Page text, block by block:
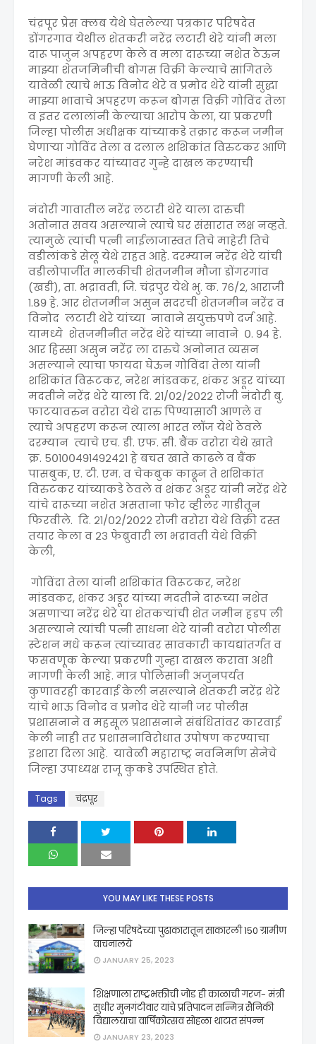
चंद्रपूर प्रेस क्लब येथे घेतलेल्या पत्रकार परिषदेत
डोंगरगाव येथील शेतकरी नरेंद्र लटारी थेरे यांनी मला
दारू पाजुन अपहरण केले व मला दारूच्या नशेत ठेऊन
माझ्या शेतजमिनीची बोगस विक्री केल्याचे सांगितले
यावेळी त्याचे भाऊ विनोद थेरे व प्रमोद थेरे यांनी सुद्धा
माझ्या भावाचे अपहरण करून बोगस विक्री गोविंद तेला
व इतर दलालांनी केल्याचा आरोप केला, या प्रकरणी
जिल्हा पोलीस अधीक्षक यांच्याकडे तक्रार करून जमीन
घेणाऱ्या गोविंद तेला व दलाल शशिकांत विरुटकर आणि
नरेश मांडवकर यांच्यावर गुन्हे दाखल करण्याची
मागणी केली आहे.
नंदोरी गावातील नरेंद्र लटारी थेरे याला दारुची
अतोनात सवय असल्याने त्याचे घर संसारात लक्ष नव्हते.
त्यामुळे त्यांची पत्नी नाईलाजास्वत तिचे माहेरी तिचे
वडीलांकडे सेलू येथे राहत आहे. दरम्यान नरेंद्र थेरे यांची
वडीलोपार्जीत मालकीची शेतजमीन मौजा डोंगरगांव
(खडी), ता. भद्रावती, जि. चंद्रपुर येथे भु. क. ७६/२, आराजी
१.८९ हे. आर शेतजमीन असुन सदरची शेतजमीन नरेंद्र व
विनोद लटारी थेरे यांच्या नावाने सयुक्तपणे दर्ज आहे.
यामध्ये शेतजमीनीत नरेंद्र थेरे यांच्या नावाने ०. ९४ हे.
आर हिस्सा असुन नरेंद्र ला दारुचे अनोनात व्यसन
असल्याने त्याचा फायदा घेऊन गोविंदा तेला यांनी
शशिकांत विरूटकर, नरेश मांडवकर, शंकर अडूर यांच्या
मदतीने नरेंद्र थेरे याला दि. २१/०२/२०२२ रोजी नंदोरी बु.
फाटयावरुन वरोरा येथे दारु पिण्यासाठी आणले व
त्याचे अपहरण करून त्याला भारत लॉज येथे ठेवले
दरम्यान त्याचे एच. डी. एफ. सी. बैंक वरोरा येथे खाते
क्र. ५०१००४९१४९२४२१ हे बचत खाते काढले व बैंक
पासबुक, ए. टी. एम. व चेकबुक काढून ते शशिकांत
विरुटकर यांच्याकडे ठेवले व शंकर अडूर यांनी नरेंद्र थेरे
यांचे दारूच्या नशेत असताना फोर व्हीलर गाडीतून
फिरवीले. दि. २१/०२/२०२२ रोजी वरोरा येथे विक्री दस्त
तयार केला व २३ फेब्रुवारी ला भद्रावती येथे विक्री
केली,
गोविंदा तेला यांनी शशिकांत विरूटकर, नरेश
मांडवकर, शंकर अडूर यांच्या मदतीने दारूच्या नशेत
असणाऱ्या नरेंद्र थेरे या शेतकऱ्यांची शेत जमीन हडप ली
असल्याने त्यांची पत्नी साधना थेरे यांनी वरोरा पोलीस
स्टेशन मधे करून त्यांच्यावर सावकारी कायद्यांतर्गत व
फसवणूक केल्या प्रकरणी गुन्हा दाखल करावा अशी
मागणी केली आहे. मात्र पोलिसांनी अजुनपर्यत
कुणावरही कारवाई केली नसल्याने शेतकरी नरेंद्र थेरे
यांचे भाऊ विनोद व प्रमोद थेरे यांनी जर पोलीस
प्रशासनाने व महसूल प्रशासनाने संबंधितांवर कारवाई
केली नाही तर प्रशासनाविरोधात उपोषण करण्याचा
इशारा दिला आहे. यावेळी महाराष्ट्र नवनिर्माण सेनेचे
जिल्हा उपाध्यक्ष राजू कुकडे उपस्थित होते.
Tags चंद्रपूर
YOU MAY LIKE THESE POSTS
जिल्हा परिषदेच्या पुढाकारातून साकारली 150 ग्रामीण
वाचनालये
JANUARY 25, 2023
शिक्षणाला राष्ट्रभक्तीची जोड ही काळाची गरज- मंत्री
सुधीर मुनगंटीवार यांचे प्रतिपादन सन्मित्र सैनिकी
विद्यालयाचा वार्षिकोत्सव सोहळा थाटात संपन्न
JANUARY 23, 2023